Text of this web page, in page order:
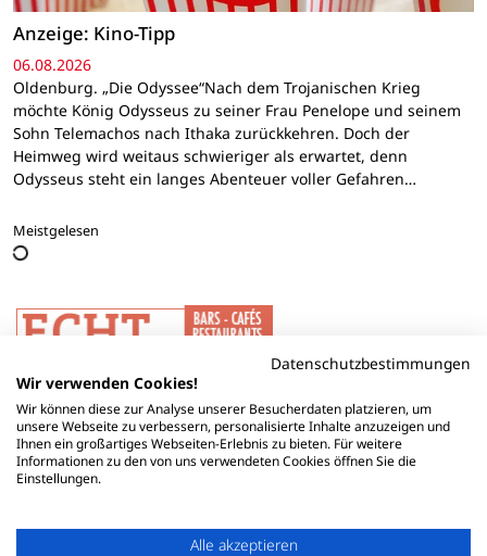
Anzeige: Kino-Tipp
06.08.2026
Oldenburg. „Die Odyssee“Nach dem Trojanischen Krieg
möchte König Odysseus zu seiner Frau Penelope und seinem
Sohn Telemachos nach Ithaka zurückkehren. Doch der
Heimweg wird weitaus schwieriger als erwartet, denn
Odysseus steht ein langes Abenteuer voller Gefahren…
Meistgelesen
Datenschutzbestimmungen
Wir verwenden Cookies!
Wir können diese zur Analyse unserer Besucherdaten platzieren, um
unsere Webseite zu verbessern, personalisierte Inhalte anzuzeigen und
Ihnen ein großartiges Webseiten-Erlebnis zu bieten. Für weitere
Informationen zu den von uns verwendeten Cookies öffnen Sie die
Einstellungen.
Alle akzeptieren